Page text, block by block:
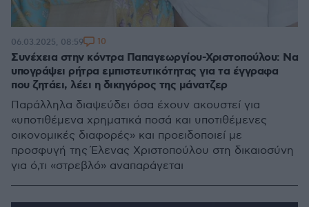
Συνέχεια στην κόντρα Παπαγεωργίου-Χριστοπούλου: Να
υπογράψει ρήτρα εμπιστευτικότητας για τα έγγραφα
που ζητάει, λέει η δικηγόρος της μάνατζερ
Παράλληλα διαψεύδει όσα έχουν ακουστεί για
«υποτιθέμενα χρηματικά ποσά και υποτιθέμενες
οικονομικές διαφορές» και προειδοποιεί με
προσφυγή της Έλενας Χριστοπούλου στη δικαιοσύνη
για ό,τι «στρεβλό» αναπαράγεται
06.03.2025, 08:59 10